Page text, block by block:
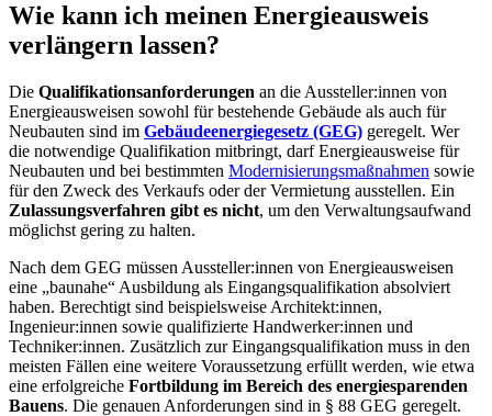
Wie kann ich meinen Energieausweis
verlängern lassen?
Die Qualifikationsanforderungen an die Aussteller:innen von
Energieausweisen sowohl für bestehende Gebäude als auch für
Neubauten sind im Gebäudeenergiegesetz (GEG) geregelt. Wer
die notwendige Qualifikation mitbringt, darf Energieausweise für
Neubauten und bei bestimmten Modernisierungsmaßnahmen sowie
für den Zweck des Verkaufs oder der Vermietung ausstellen. Ein
Zulassungsverfahren gibt es nicht, um den Verwaltungsaufwand
möglichst gering zu halten.
Nach dem GEG müssen Aussteller:innen von Energieausweisen
eine „baunahe“ Ausbildung als Eingangsqualifikation absolviert
haben. Berechtigt sind beispielsweise Architekt:innen,
Ingenieur:innen sowie qualifizierte Handwerker:innen und
Techniker:innen. Zusätzlich zur Eingangsqualifikation muss in den
meisten Fällen eine weitere Voraussetzung erfüllt werden, wie etwa
eine erfolgreiche Fortbildung im Bereich des energiesparenden
Bauens. Die genauen Anforderungen sind in § 88 GEG geregelt.